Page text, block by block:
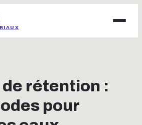
rétention :
pour